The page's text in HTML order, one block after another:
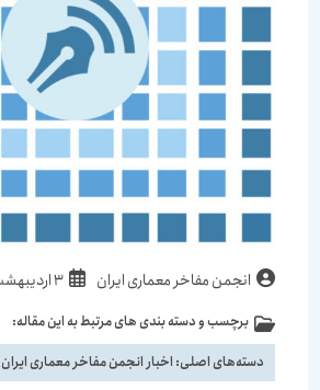
نویسندهٔ
انجمن مفاخر معماری ایران نوشته
شده
است:
3 اردیبهشت 1401
دسته‌
نوشته:
برچسب و دسته بندی های مرتبط به این مقاله:
دسته‌های اصلی:اخبار انجمن مفاخر معماری ایران